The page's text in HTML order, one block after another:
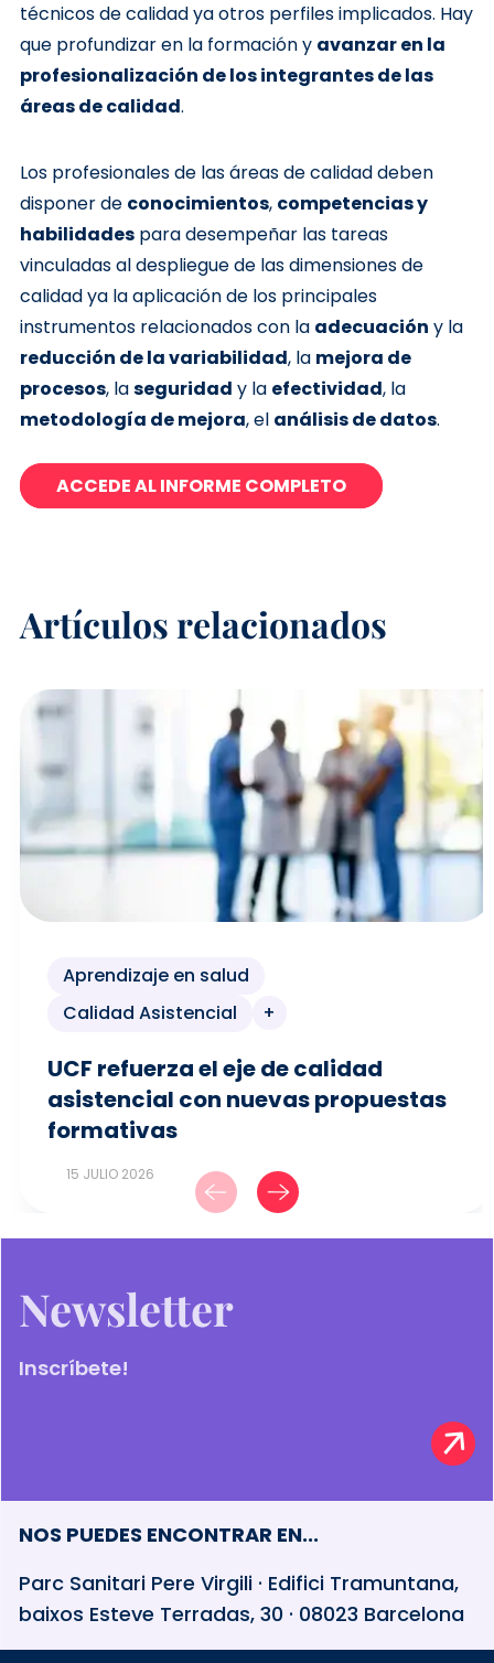
técnicos de calidad ya otros perfiles implicados. Hay
que profundizar en la formación y avanzar en la
profesionalización de los integrantes de las
áreas de calidad.
Los profesionales de las áreas de calidad deben
disponer de conocimientos, competencias y
habilidadespara desempeñar las tareas
vinculadas al despliegue de las dimensiones de
calidad ya la aplicación de los principales
instrumentos relacionados con la adecuación y la
reducción de la variabilidad, la mejora de
procesos, laseguridad y la efectividad, la
metodología de mejora, el análisis de datos.
ACCEDE AL INFORME COMPLETO
Artículos relacionados
Aprendizaje en salud
Calidad Asistencial
+
UCF refuerza el eje de calidad
asistencial con nuevas propuestas
formativas
15 JULIO 2026
Newsletter
Inscríbete!
NOS PUEDES ENCONTRAR EN...
Parc Sanitari Pere Virgili · Edifici Tramuntana,
baixos Esteve Terradas, 30 · 08023 Barcelona